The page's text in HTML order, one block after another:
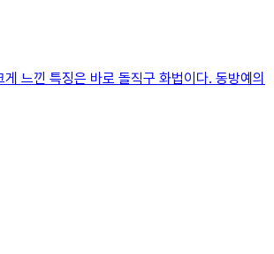
낀 특징은 바로 돌직구 화법이다. 동방예의